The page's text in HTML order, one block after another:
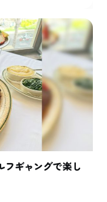
フギャングで楽し